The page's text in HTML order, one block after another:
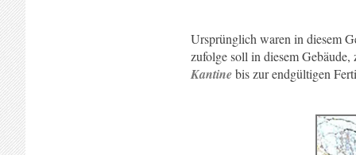
Ursprünglich waren in diesem
zufolge soll in diesem
Kantinebis zur endgültigen